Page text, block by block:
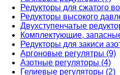
Редукторы для сжатого
Редукторы высокого
Двухступенчатые
Комплектующие,
Редукторы для закиси
Аргоновые регулятры (9)
Азотные регуляторы (4)
Гелиевые регуляторы (2)